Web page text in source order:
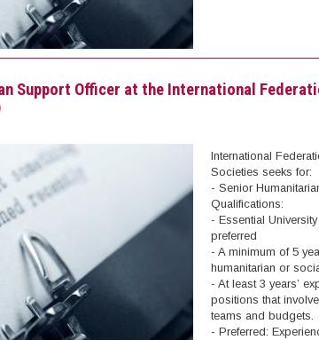
Support Officer at the International
International
Societies seeks for:
- Senior
Qualifications:
- Essential
preferred
- A minimum of 5
humanitarian or
- At least 3 years’
positions that
teams and budgets.
- Preferred: